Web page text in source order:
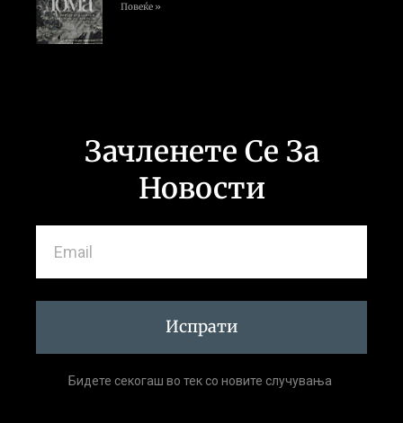
Повеќе »
Зачленете Се За
Новости
Испрати
Бидете секогаш во тек со новите случувања